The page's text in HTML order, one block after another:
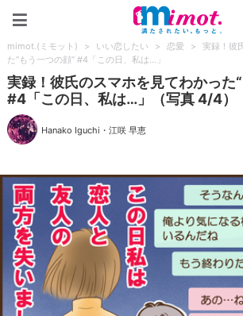
mimot.(ミモット) > いい恋したい > 恋愛 >
実録！彼
た“もう一つの顔” #4「この日、私は…」
実録！彼氏のスマホを見てわかった
#4「この日、私は…」（写真 4/4）
Hanako Iguchi ・江咲 早恵